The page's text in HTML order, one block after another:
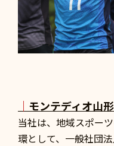
｜ モンテディオ山
当社は、地域スポー
環として、一般社団